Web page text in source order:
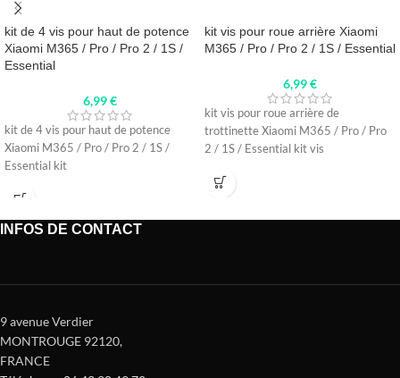
kit de 4 vis pour haut de potence
Xiaomi M365 / Pro / Pro 2 / 1S /
Essential
6,99€
kit de 4 vis pour haut de potence
Xiaomi M365 / Pro / Pro 2 / 1S /
Essential kit
kit vis pour roue arrière Xiaomi
M365 / Pro / Pro 2 / 1S / Essential
6,99€
kit vis pour roue arrière de
trottinette Xiaomi M365 / Pro / Pro
2 / 1S / Essential kit vis
INFOS DE CONTACT
9 avenue Verdier
MONTROUGE 92120,
FRANCE